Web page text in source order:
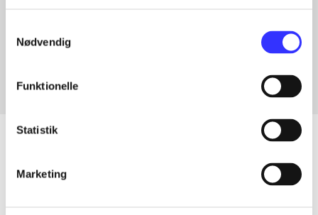
Nødvendig
Funktionelle
Statistik
Marketing
Fra
Artikler